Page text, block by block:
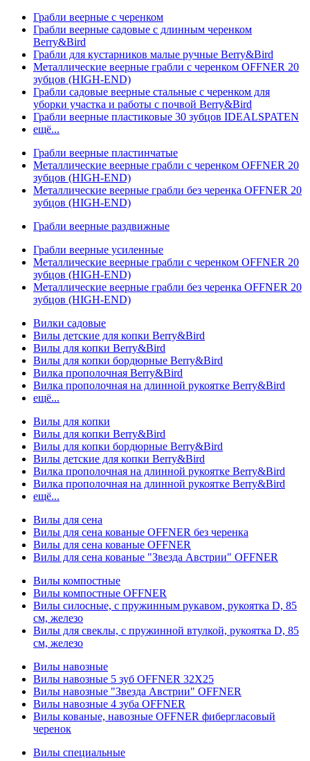
Грабли веерные с черенком
Грабли веерные садовые с длинным черенком
Berry&Bird
Грабли для кустарников малые ручные Berry&Bird
Металлические веерные грабли с черенком OFFNER 20
зубцов (HIGH-END)
Грабли садовые веерные стальные с черенком для
уборки участка и работы с почвой Berry&Bird
Грабли веерные пластиковые 30 зубцов IDEALSPATEN
ещё...
Грабли веерные пластинчатые
Металлические веерные грабли с черенком OFFNER 20
зубцов (HIGH-END)
Металлические веерные грабли без черенка OFFNER 20
зубцов (HIGH-END)
Грабли веерные раздвижные
Грабли веерные усиленные
Металлические веерные грабли с черенком OFFNER 20
зубцов (HIGH-END)
Металлические веерные грабли без черенка OFFNER 20
зубцов (HIGH-END)
Вилки садовые
Вилы детские для копки Berry&Bird
Вилы для копки Berry&Bird
Вилы для копки бордюрные Berry&Bird
Вилка прополочная Berry&Bird
Вилка прополочная на длинной рукоятке Berry&Bird
ещё...
Вилы для копки
Вилы для копки Berry&Bird
Вилы для копки бордюрные Berry&Bird
Вилы детские для копки Berry&Bird
Вилка прополочная на длинной рукоятке Berry&Bird
Вилка прополочная на длинной рукоятке Berry&Bird
ещё...
Вилы для сена
Вилы для сена кованые OFFNER без черенка
Вилы для сена кованые OFFNER
Вилы для сена кованые "Звезда Австрии" OFFNER
Вилы компостные
Вилы компостные OFFNER
Вилы силосные, с пружинным рукавом, рукоятка D, 85
см, железо
Вилы для свеклы, с пружинной втулкой, рукоятка D, 85
см, железо
Вилы навозные
Вилы навозные 5 зуб OFFNER 32X25
Вилы навозные "Звезда Австрии" OFFNER
Вилы навозные 4 зуба OFFNER
Вилы кованые, навозные OFFNER фибергласовый
черенок
Вилы специальные